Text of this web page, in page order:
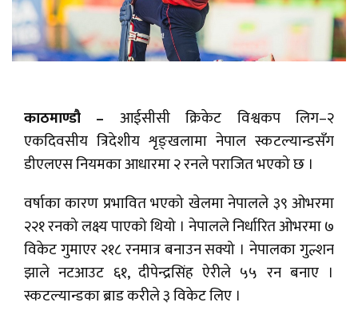
काठमाण्डौ – आईसीसी क्रिकेट विश्वकप लिग–२
एकदिवसीय त्रिदेशीय शृङ्खलामा नेपाल स्कटल्यान्डसँग
डीएलएस नियमका आधारमा २ रनले पराजित भएको छ ।
वर्षाका कारण प्रभावित भएको खेलमा नेपालले ३९ ओभरमा
२२१ रनको लक्ष्य पाएको थियो । नेपालले निर्धारित ओभरमा ७
विकेट गुमाएर २१८ रनमात्र बनाउन सक्यो । नेपालका गुल्शन
झाले नटआउट ६१, दीपेन्द्रसिंह ऐरीले ५५ रन बनाए ।
स्कटल्यान्डका ब्राड करीले ३ विकेट लिए ।